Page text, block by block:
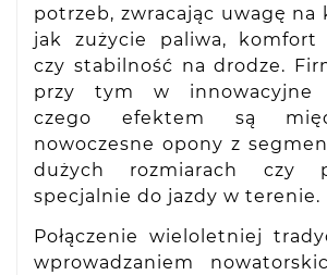
potrzeb, zwracając uwagę na
jak zużycie paliwa, komfort
czy stabilność na drodze.
przy tym w innowacyjne
czego efektem są
nowoczesne opony z
dużych rozmiarach czy
specjalnie do jazdy w terenie.
Połączenie wieloletniej
wprowadzaniem